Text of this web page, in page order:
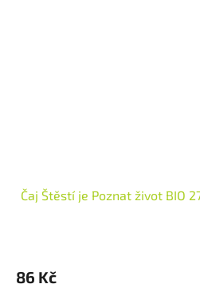
Čaj Štěstí je Poznat život BIO
86 Kč